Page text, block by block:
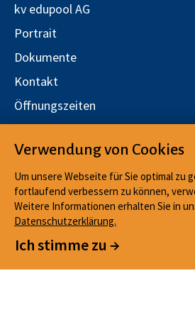
kv edupool AG
Portrait
Dokumente
Kontakt
Öffnungszeiten
Stellen
Qualitätsmanagement
Verwendung von Cookies
Um unsere Webseite für Sie optimal zu
fortlaufend verbessern zu können,
Weitere Informationen erhalten Sie in
Datenschutzerklärung.
Ich stimme zu →